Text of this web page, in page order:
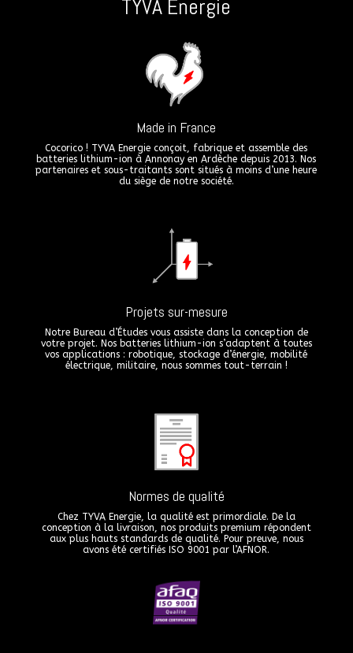
TYVA Énergie
Made in France
Cocorico ! TYVA Energie conçoit, fabrique et assemble des
batteries lithium-ion à Annonay en Ardèche depuis 2013. Nos
partenaires et sous-traitants sont situés à moins d’une heure
du siège de notre société.
Projets sur-mesure
Notre Bureau d’Études vous assiste dans la conception de
votre projet. Nos batteries lithium-ion s’adaptent à toutes
vos applications : robotique, stockage d’énergie, mobilité
électrique, militaire, nous sommes tout-terrain !
Normes de qualité
Chez TYVA Energie, la qualité est primordiale. De la
conception à la livraison, nos produits premium répondent
aux plus hauts standards de qualité. Pour preuve, nous
avons été certifiés ISO 9001 par l’AFNOR.